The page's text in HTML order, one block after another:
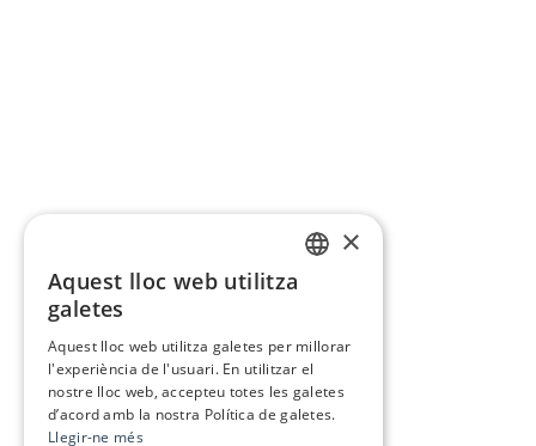
×
Aquest lloc web utilitza
galetes
Aquest lloc web utilitza galetes per millorar
l'experiència de l'usuari. En utilitzar el
nostre lloc web, accepteu totes les galetes
d’acord amb la nostra Política de galetes.
Llegir-ne més